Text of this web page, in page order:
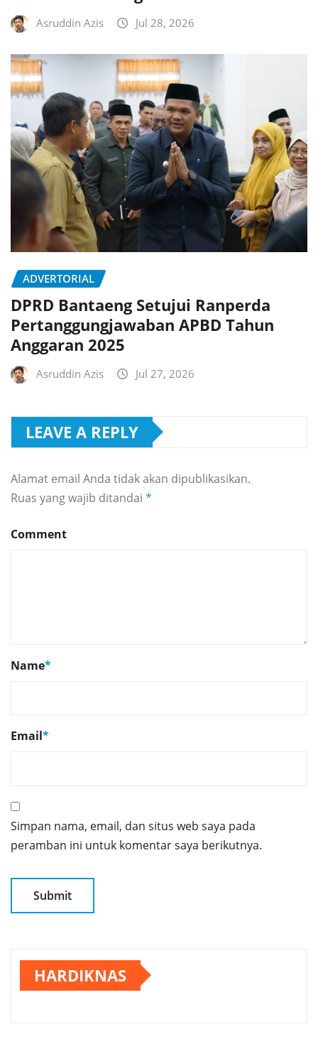
Asruddin Azis Jul 28, 2026
ADVERTORIAL
DPRD Bantaeng Setujui Ranperda
Pertanggungjawaban APBD Tahun
Anggaran 2025
Asruddin Azis Jul 27, 2026
LEAVE A REPLY
Alamat email Anda tidak akan dipublikasikan.
Ruas yang wajib ditandai *
Comment
Name*
Email*
Simpan nama, email, dan situs web saya pada
peramban ini untuk komentar saya berikutnya.
HARDIKNAS